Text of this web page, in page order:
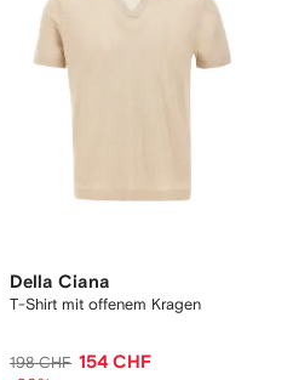
Della Ciana
T-Shirt mit offenem Kragen
198 CHF 154 CHF